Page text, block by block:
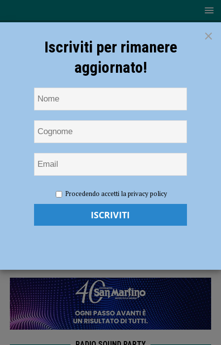
Coppa Italia: Vicenza battuto per 29-19
Rugby – I Lyons tornano alla vittoria in
×
Iscriviti per rimanere
aggiornato!
Procedendo accetti la privacy policy